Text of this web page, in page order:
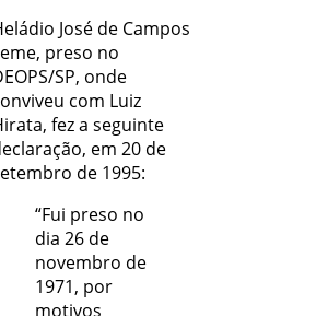
José de Campos
preso no
SP, onde
com Luiz
fez a seguinte
em 20 de
de 1995:
“Fui preso no
dia 26 de
novembro de
1971, por
motivos